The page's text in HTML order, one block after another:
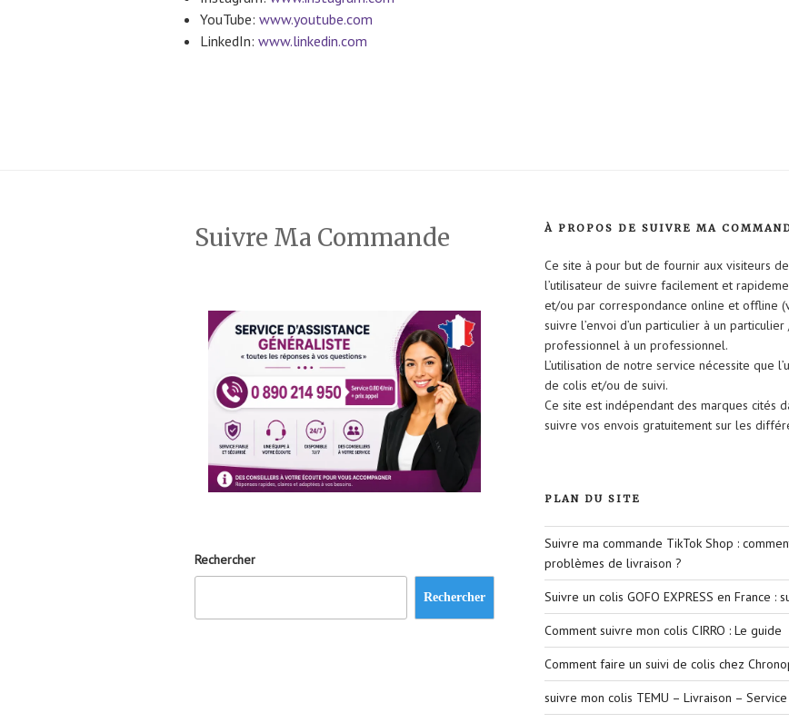
YouTube: www.youtube.com
LinkedIn: www.linkedin.com
Suivre Ma Commande
Rechercher
Rechercher
À PROPOS DE SUIVRE MA
Ce site à pour but de fournir aux visiteurs
l’utilisateur de suivre facilement et
et/ou par correspondance online et offline
suivre l’envoi d’un particulier à un
professionnel à un professionnel.
L’utilisation de notre service nécessite que
de colis et/ou de suivi.
Ce site est indépendant des marques cités
suivre vos envois gratuitement sur les
PLAN DU SITE
Suivre ma commande TikTok Shop :
problèmes de livraison ?
Suivre un colis GOFO EXPRESS en France :
Comment suivre mon colis CIRRO : Le guide
Comment faire un suivi de colis chez
suivre mon colis TEMU – Livraison –